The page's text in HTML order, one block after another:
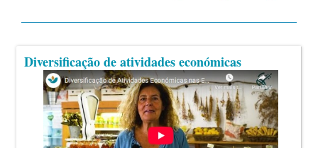
Diversificação de atividades económicas